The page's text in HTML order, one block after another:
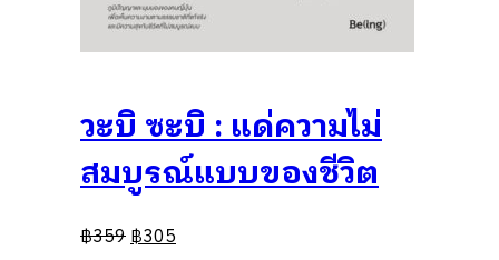
วะบิ ซะบิ : แด่ความไม่
สมบูรณ์แบบของชีวิต
฿359฿305